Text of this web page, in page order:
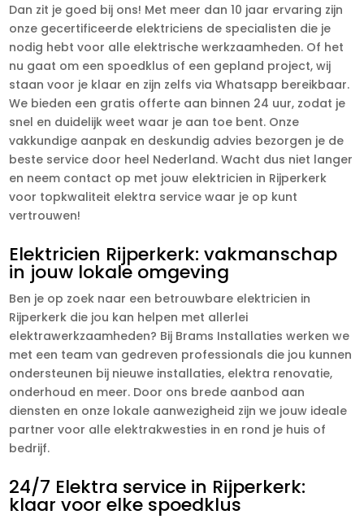
Dan zit je goed bij ons! Met meer dan 10 jaar ervaring zijn
onze gecertificeerde elektriciens de specialisten die je
nodig hebt voor alle elektrische werkzaamheden. Of het
nu gaat om een spoedklus of een gepland project, wij
staan voor je klaar en zijn zelfs via Whatsapp bereikbaar.
We bieden een gratis offerte aan binnen 24 uur, zodat je
snel en duidelijk weet waar je aan toe bent. Onze
vakkundige aanpak en deskundig advies bezorgen je de
beste service door heel Nederland. Wacht dus niet langer
en neem contact op met jouw elektricien in Rijperkerk
voor topkwaliteit elektra service waar je op kunt
vertrouwen!
Elektricien Rijperkerk: vakmanschap
in jouw lokale omgeving
Ben je op zoek naar een betrouwbare elektricien in
Rijperkerk die jou kan helpen met allerlei
elektrawerkzaamheden? Bij Brams Installaties werken we
met een team van gedreven professionals die jou kunnen
ondersteunen bij nieuwe installaties, elektra renovatie,
onderhoud en meer. Door ons brede aanbod aan
diensten en onze lokale aanwezigheid zijn we jouw ideale
partner voor alle elektrakwesties in en rond je huis of
bedrijf.
24/7 Elektra service in Rijperkerk:
klaar voor elke spoedklus